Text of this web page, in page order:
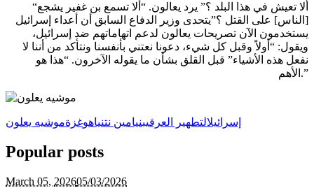
“ألا تعيش في هذا البلد ؟” يرد يعالون. “ألا تسمع بن غفير يشجع
[الناس] على القتل ؟”يتحدى وزير الدفاع السابق أن أعداء إسرائيل
يستخدمون الآن تصريحات يعالون لدعم اتهاماتهم ضد إسرائيل،
ويقول: “أولاً وقبل كل شيء، دعونا نعتني بأنفسنا ونتأكد من أننا لا
نفعل هذه الأشياء” قبل القلق بشأن ما يقوله الآخرون. “هذا هو
الأهم.”
إسرائيلالتطهير العرقيبنيامين نتنياهوغزةموشيه يعلون
Popular posts
March 05, 202605/03/2026